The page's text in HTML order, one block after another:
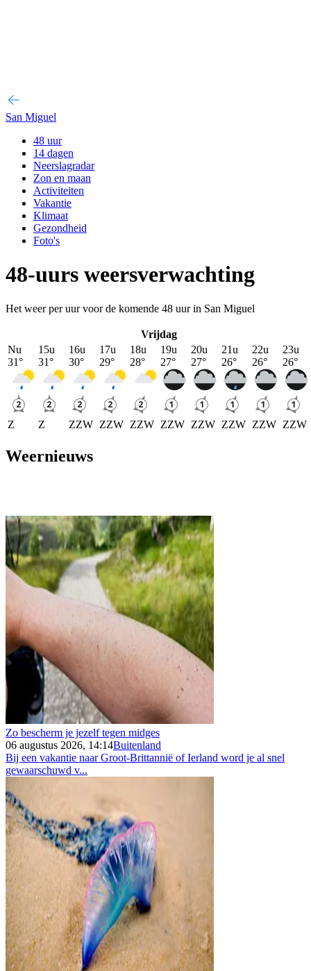
San Miguel
48 uur
14 dagen
Neerslagradar
Zon en maan
Activiteiten
Vakantie
Klimaat
Gezondheid
Foto's
48-uurs weersverwachting
Het weer per uur voor de komende 48 uur in San Miguel
Vrijdag
Nu
31°
Z
15u
31°
Z
16u
30°
ZZW
17u
29°
ZZW
18u
28°
ZZW
19u
27°
ZZW
20u
27°
ZZW
21u
26°
ZZW
22u
26°
ZZW
23u
26°
ZZW
Weernieuws
Zo bescherm je jezelf tegen midges
06 augustus 2026, 14:14Buitenland
Bij een vakantie naar Groot-Brittannië of Ierland word je al snel
gewaarschuwd v...